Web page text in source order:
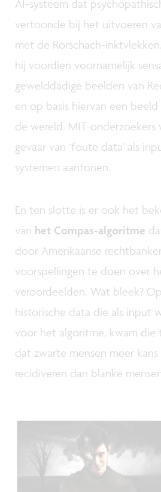
AI-systeem dat
vertoonde bij het uitvoeren
met de Rorschach-
hij voordien voornamelijk
gewelddadige beelden van
en op basis hiervan een
de wereld. MIT-onderzoekers
gevaar van ‘foute data’ als
systemen aantonen.
En ten slotte is er ook het
van het Compas-algoritme
door Amerikaanse
voorspellingen te doen over
veroordeelden. Wat bleek?
historische data die als input
voor het algoritme, kwam die
dat zwarte mensen meer
recidiveren dan blanke